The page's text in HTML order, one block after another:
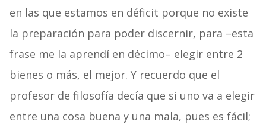
en las que estamos en déficit porque no existe
la preparación para poder discernir, para –esta
frase me la aprendí en décimo– elegir entre 2
bienes o más, el mejor. Y recuerdo que el
profesor de filosofía decía que si uno va a elegir
entre una cosa buena y una mala, pues es fácil;